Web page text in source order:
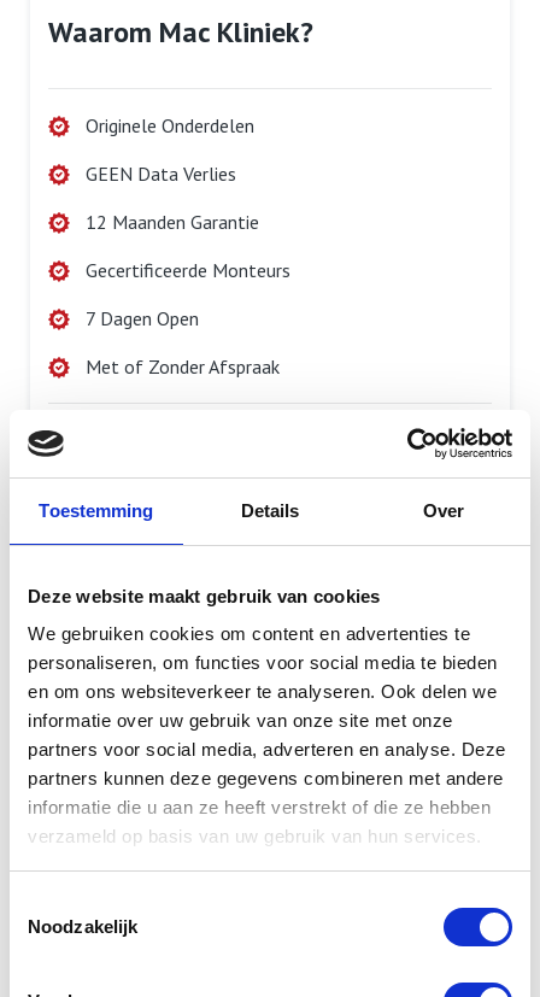
Toestemming Details Over
Deze website maakt gebruik van cookies
We gebruiken cookies om content en advertenties te
personaliseren, om functies voor social media te bieden
en om ons websiteverkeer te analyseren. Ook delen we
informatie over uw gebruik van onze site met onze
partners voor social media, adverteren en analyse. Deze
partners kunnen deze gegevens combineren met andere
informatie die u aan ze heeft verstrekt of die ze hebben
verzameld op basis van uw gebruik van hun services.
Noodzakelijk
Waarom Mac Kliniek?
Originele Onderdelen
GEEN Data Verlies
12 Maanden Garantie
Gecertificeerde Monteurs
7 Dagen Open
Met of Zonder Afspraak
MacBook Pro (16-inch, 2024)
A3403 16 inch reparatie
Rotterdam
Ondervindt u problemen met uw MacBook Pro 16 inch en
bevindt u zich in de omgeving van Rotterdam? Bij Mac
activiteiten. We streven ernaar om een snelle en